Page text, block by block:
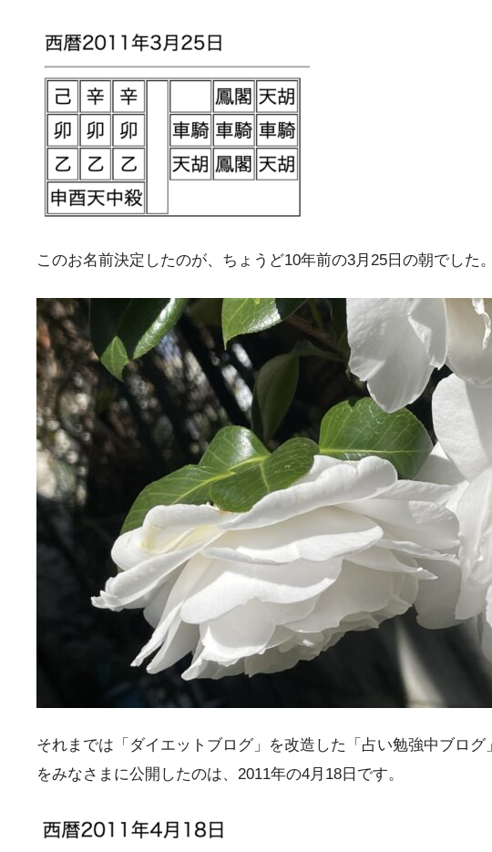
このお名前決定したのが、ちょうど10年前の3月25日の朝でし
それまでは「ダイエットブログ」を改造した「占い勉強中ブロ
をみなさまに公開したのは、2011年の4月18日です。